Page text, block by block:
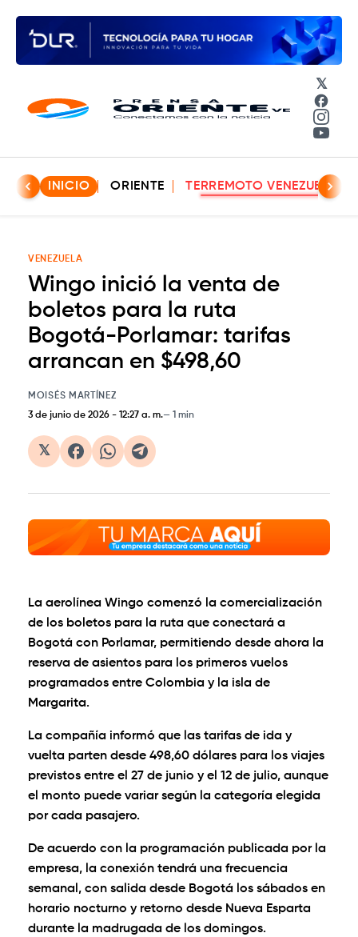
𝕏
INICIO ORIENTE TERREMOTO VENEZUELA
VENEZUELA
Wingo inició la venta de
boletos para la ruta
Bogotá-Porlamar: tarifas
arrancan en $498,60
MOISÉS MARTÍNEZ
3 de junio de 2026 - 12:27 a. m. 1 min
𝕏
La aerolínea Wingo comenzó la comercialización
de los boletos para la ruta que conectará a
Bogotá con Porlamar, permitiendo desde ahora la
reserva de asientos para los primeros vuelos
programados entre Colombia y la isla de
Margarita.
La compañía informó que las tarifas de ida y
vuelta parten desde 498,60 dólares para los viajes
previstos entre el 27 de junio y el 12 de julio, aunque
el monto puede variar según la categoría elegida
por cada pasajero.
De acuerdo con la programación publicada por la
empresa, la conexión tendrá una frecuencia
semanal, con salida desde Bogotá los sábados en
horario nocturno y retorno desde Nueva Esparta
durante la madrugada de los domingos.